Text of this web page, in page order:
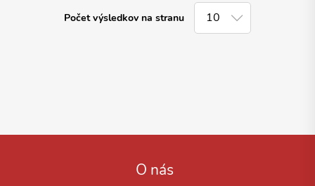
Počet výsledkov na stranu
O nás